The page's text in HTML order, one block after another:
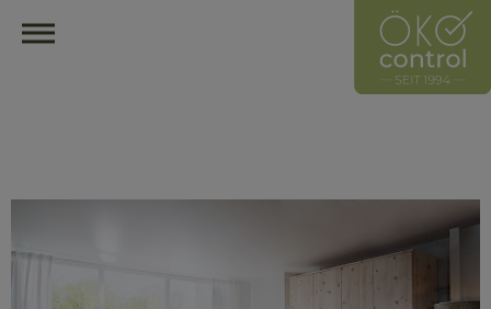
ÜBERBLICK
UNSER LEITZEICHEN
HÄNDLER